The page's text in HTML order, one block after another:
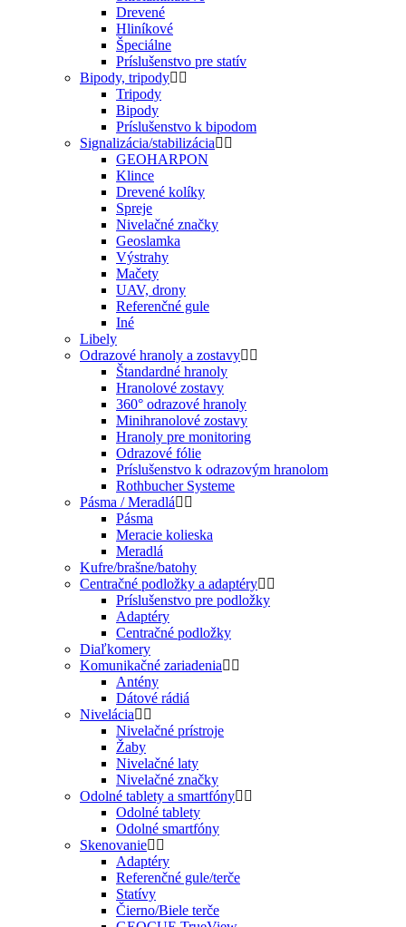
Drevené
Hliníkové
Špeciálne
Príslušenstvo pre statív
Bipody, tripody
Tripody
Bipody
Príslušenstvo k bipodom
Signalizácia/stabilizácia
GEOHARPON
Klince
Drevené kolíky
Spreje
Nivelačné značky
Geoslamka
Výstrahy
Mačety
UAV, drony
Referenčné gule
Iné
Libely
Odrazové hranoly a zostavy
Štandardné hranoly
Hranolové zostavy
360° odrazové hranoly
Minihranolové zostavy
Hranoly pre monitoring
Odrazové fólie
Príslušenstvo k odrazovým hranolom
Rothbucher Systeme
Pásma / Meradlá
Pásma
Meracie kolieska
Meradlá
Kufre/brašne/batohy
Centračné podložky a adaptéry
Príslušenstvo pre podložky
Adaptéry
Centračné podložky
Diaľkomery
Komunikačné zariadenia
Antény
Dátové rádiá
Nivelácia
Nivelačné prístroje
Žaby
Nivelačné laty
Nivelačné značky
Odolné tablety a smartfóny
Odolné tablety
Odolné smartfóny
Skenovanie
Adaptéry
Referenčné gule/terče
Statívy
Čierno/Biele terče